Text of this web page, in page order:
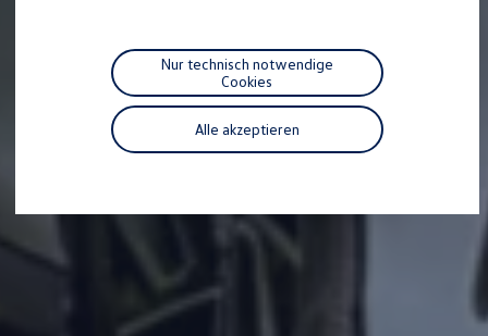
Individualisieren
Wallbox und Ladekabel
Digitale Extras
Dienste für Ihr Modell finden
Volkswagen Apps, Login und Shop
Handy und Fahrzeug verbinden
Vorgängermodelle
Kundeninformationen
Volkswagen Kundenbetreuung
Warn- und Kontrollleuchten
Assistenzsysteme
Digitale Betriebsanleitung
Alle akzeptieren
Nur technisch notwendige
Cookies